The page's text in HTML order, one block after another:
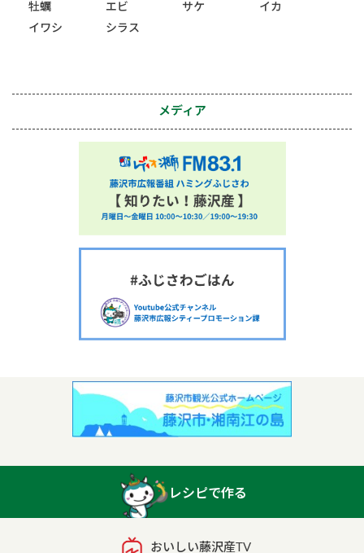
牡蠣 エビ サケ
イカ
イワシ
シラス
メディア
レシピで作る
おいしい藤沢産TV